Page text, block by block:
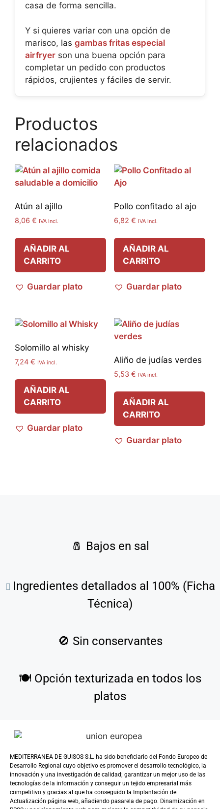
casa de forma sencilla.
Y si quieres variar con una opción de
marisco, las gambas fritas especial
airfryer son una buena opción para
completar un pedido con productos
rápidos, crujientes y fáciles de servir.
Productos
relacionados
Atún al ajillo
8,06 € IVA incl.
AÑADIR AL
CARRITO
Guardar plato
Pollo confitado al ajo
6,82 € IVA incl.
AÑADIR AL
CARRITO
Guardar plato
Solomillo al whisky
7,24 € IVA incl.
AÑADIR AL
CARRITO
Guardar plato
Aliño de judías verdes
5,53 € IVA incl.
AÑADIR AL
CARRITO
Guardar plato
🧂 Bajos en sal
Ingredientes detallados al 100% (Ficha
Técnica)
🚫 Sin conservantes
🍽️ Opción texturizada en todos los
platos
MEDITERRANEA DE GUISOS S.L. ha sido beneficiario del Fondo Europeo de
Desarrollo Regional cuyo objetivo es promover el desarrollo tecnológico, la
innovación y una investigación de calidad; garantizar un mejor uso de las
tecnologías de la información y conseguir un tejido empresarial más
competitivo y gracias al que ha conseguido la Implantación de
Actualización página web, añadiendo pasarela de pago. Dinamización en